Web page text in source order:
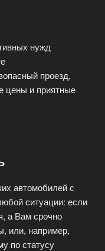
нужд
проезд,
цены и приятные
автомобилей с
ситуации: если
а Вам срочно
или, например,
по статусу